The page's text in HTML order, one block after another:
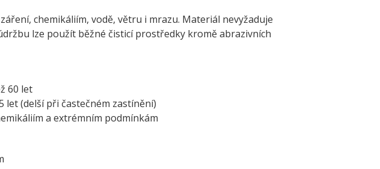
chemikáliím, vodě, větru i mrazu. Materiál nevyžaduje
lze použít běžné čisticí prostředky kromě abrazivních
60 let
let (delší při častečném zastínění)
a extrémním podmínkám